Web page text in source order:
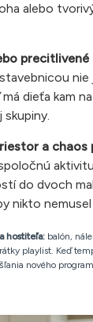
alebo
precitlivené
nie
dieťa kam
a chaos
do dvoch
nikto nemusel
hostiteľa: balón,
playlist. Keď
nového